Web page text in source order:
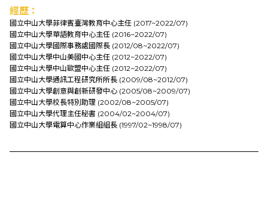
經歷：
國立中山大學菲律賓臺灣教育中心主任 (2017~2022/07)
國立中山大學華語教育中心主任 (2016~2022/07)
國立中山大學國際事務處國際長 (2012/08~2022/07)
國立中山大學中山美國中心主任 (2012~2022/07)
國立中山大學中山歐盟中心主任 (2012~2022/07)
國立中山大學通訊工程研究所所長 (2009/08~2012/07)
國立中山大學創意與創新研發中心 (2005/08~2009/07)
國立中山大學校長特別助理 (2002/08~2005/07)
國立中山大學代理主任秘書 (2004/02~2004/07)
國立中山大學電算中心作業組組長 (1997/02~1998/07)